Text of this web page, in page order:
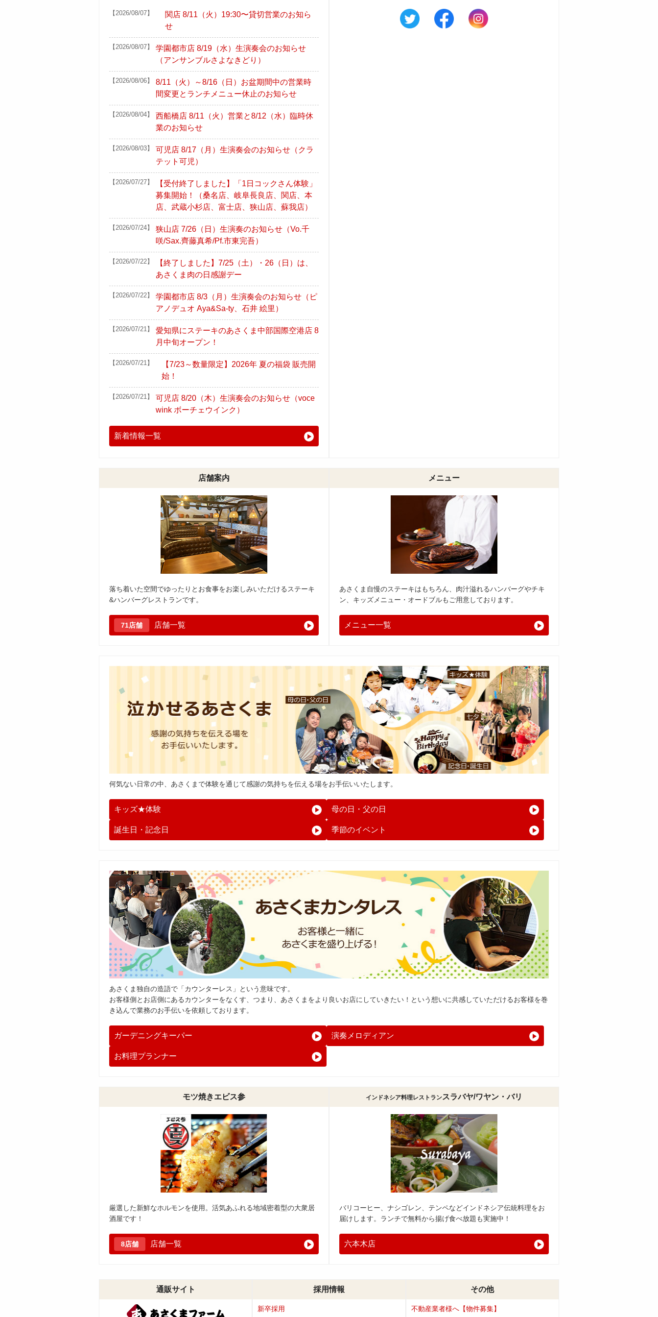
【2026/08/07】
関店 8/11（火）19:30〜貸切営業のお知ら
せ
【2026/08/07】
学園都市店 8/19（水）生演奏会のお知らせ
（アンサンブルさよなきどり）
【2026/08/06】
8/11（火）～8/16（日）お盆期間中の営業時
間変更とランチメニュー休止のお知らせ
【2026/08/04】
西船橋店 8/11（火）営業と8/12（水）臨時休
業のお知らせ
【2026/08/03】
可児店 8/17（月）生演奏会のお知らせ（クラ
テット可児）
【2026/07/27】
【受付終了しました】「1日コックさん体験」
募集開始！（桑名店、岐阜長良店、関店、本
店、武蔵小杉店、富士店、狭山店、蘇我店）
【2026/07/24】
狭山店 7/26（日）生演奏のお知らせ（Vo.千
咲/Sax.齊藤真希/Pf.市東完吾）
【2026/07/22】
【終了しました】7/25（土）・26（日）は、
あさくま肉の日感謝デー
【2026/07/22】
学園都市店 8/3（月）生演奏会のお知らせ（ピ
アノデュオ Aya&Sa-ty、石井 絵里）
【2026/07/21】
愛知県にステーキのあさくま中部国際空港店 8
月中旬オープン！
【2026/07/21】
【7/23～数量限定】2026年 夏の福袋 販売開
始！
【2026/07/21】
可児店 8/20（木）生演奏会のお知らせ（voce
wink ボーチェウインク）
新着情報一覧
店舗案内
落ち着いた空間でゆったりとお食事をお楽しみいただけるステーキ
&ハンバーグレストランです。
店舗一覧
71店舗
メニュー
あさくま自慢のステーキはもちろん、肉汁溢れるハンバーグやチキ
ン、キッズメニュー・オードブルもご用意しております。
メニュー一覧
何気ない日常の中、あさくまで体験を通じて感謝の気持ちを伝える場をお手伝いいたします。
キッズ★体験 母の日・父の日
誕生日・記念日 季節のイベント
あさくま独自の造語で「カウンターレス」という意味です。
お客様側とお店側にあるカウンターをなくす、つまり、あさくまをより良いお店にしていきたい！という想いに共感していただけるお客様を巻
き込んで業務のお手伝いを依頼しております。
ガーデニングキーパー 演奏メロディアン
お料理プランナー
モツ焼きエビス参
厳選した新鮮なホルモンを使用。活気あふれる地域密着型の大衆居
酒屋です！
店舗一覧
8店舗
インドネシア料理レストランスラバヤ/ワヤン・バリ
バリコーヒー、ナシゴレン、テンペなどインドネシア伝統料理をお
届けします。ランチで無料から揚げ食べ放題も実施中！
六本木店
通販サイト 採用情報
新卒採用
その他
不動産業者様へ【物件募集】